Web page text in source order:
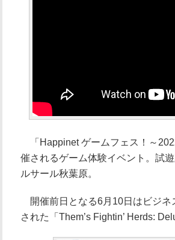
「Happinet ゲームフェス！～
催されるゲーム体験イベント。試
ルサール秋葉原。
開催前日となる6月10日はビジネ
された「Them’s Fightin’ Herds: